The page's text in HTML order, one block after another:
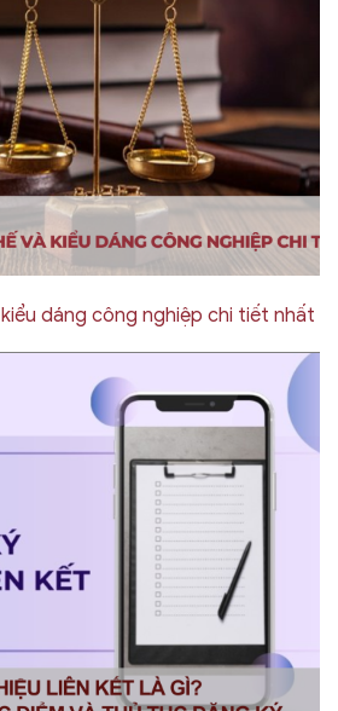
dáng công nghiệp chi tiết nhất